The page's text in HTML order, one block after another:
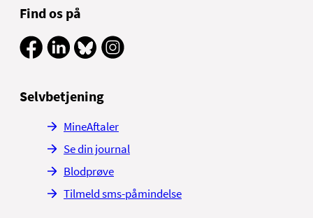
Find os på
Selvbetjening
MineAftaler
Se din journal
Blodprøve
Tilmeld sms-påmindelse